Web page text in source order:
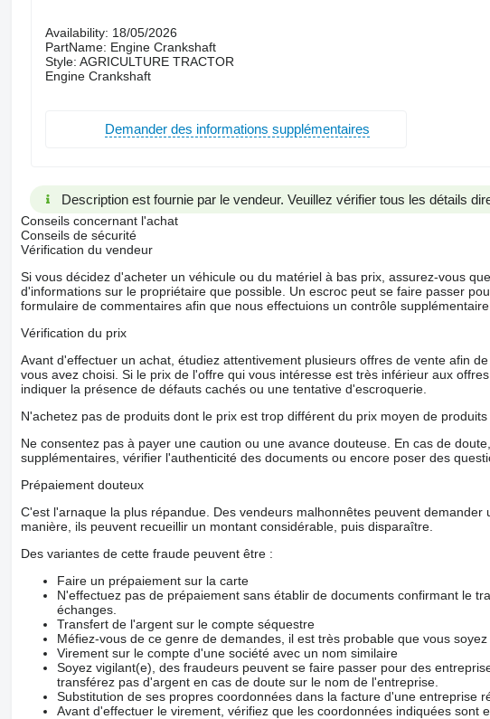
Availability: 18/05/2026
PartName: Engine Crankshaft
Style: AGRICULTURE TRACTOR
Engine Crankshaft
Demander des informations supplémentaires
Description est fournie par le vendeur. Veuillez vérifier tous les détails
Conseils concernant l'achat
Conseils de sécurité
Vérification du vendeur
Si vous décidez d'acheter un véhicule ou du matériel à bas prix, assurez-vous
d'informations sur le propriétaire que possible. Un escroc peut se faire passer
formulaire de commentaires afin que nous effectuions un contrôle supplémentaire.
Vérification du prix
Avant d'effectuer un achat, étudiez attentivement plusieurs offres de vente afin
vous avez choisi. Si le prix de l'offre qui vous intéresse est très inférieur aux
indiquer la présence de défauts cachés ou une tentative d'escroquerie.
N'achetez pas de produits dont le prix est trop différent du prix moyen de produits
Ne consentez pas à payer une caution ou une avance douteuse. En cas de
supplémentaires, vérifier l'authenticité des documents ou encore poser des
Prépaiement douteux
C'est l'arnaque la plus répandue. Des vendeurs malhonnêtes peuvent
manière, ils peuvent recueillir un montant considérable, puis disparaître.
Des variantes de cette fraude peuvent être :
Faire un prépaiement sur la carte
N'effectuez pas de prépaiement sans établir de documents confirmant le
échanges.
Transfert de l'argent sur le compte séquestre
Méfiez-vous de ce genre de demandes, il est très probable que vous
Virement sur le compte d'une société avec un nom similaire
Soyez vigilant(e), des fraudeurs peuvent se faire passer pour des
transférez pas d'argent en cas de doute sur le nom de l'entreprise.
Substitution de ses propres coordonnées dans la facture d'une entreprise
Avant d'effectuer le virement, vérifiez que les coordonnées indiquées sont